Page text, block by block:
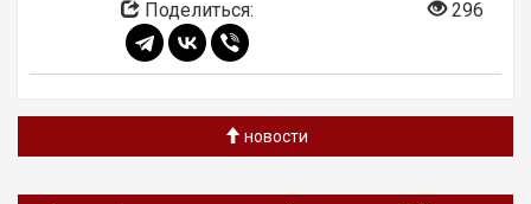
Поделиться:
296
новости